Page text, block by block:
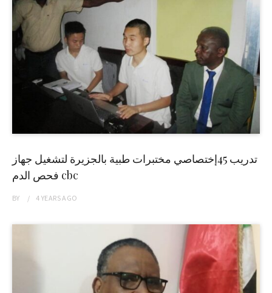
تدريب 45إختصاصي مختبرات طبية بالجزيرة لتشغيل جهاز
فحص الدم cbc
BY 4 YEARSAGO